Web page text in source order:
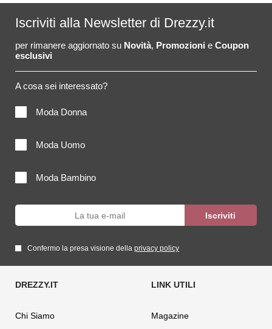
Iscriviti alla Newsletter di Drezzy.it
per rimanere aggiornato su Novità, Promozioni e Coupon
esclusivi
A cosa sei interessato?
Moda Donna
Moda Uomo
Moda Bambino
Confermo la presa visione della privacy policy
Chi Siamo Magazine